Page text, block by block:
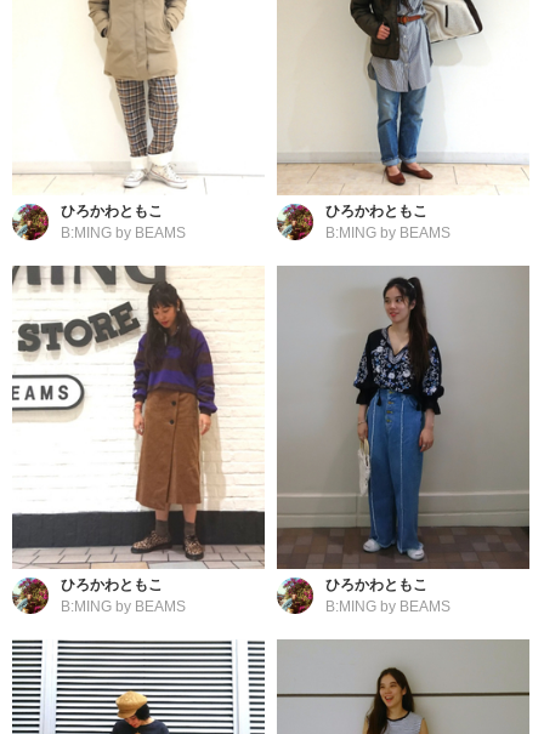
ひろかわともこ
B:MING by BEAMS
ひろかわともこ
B:MING by BEAMS
ひろかわともこ
B:MING by BEAMS
ひろかわともこ
B:MING by BEAMS